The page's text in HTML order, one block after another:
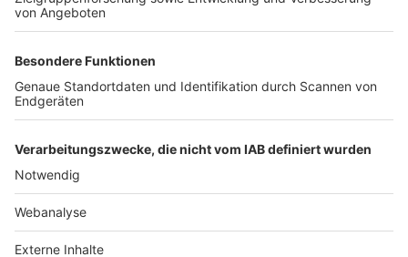
TOP-PARTNER
Nutzungsbedingungen Datenschutz Impressum